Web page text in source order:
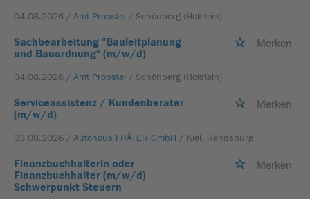
04.08.2026 / Amt Probstei / Schönberg (Holstein)
Sachbearbeitung "Bauleitplanung
und Bauordnung" (m/w/d)
Merken
04.08.2026 / Amt Probstei / Schönberg (Holstein)
Serviceassistenz / Kundenberater
(m/w/d)
Merken
03.08.2026 / Autohaus FRÄTER GmbH / Kiel, Rendsburg
Finanzbuchhalterin oder
Finanzbuchhalter (m/w/d)
Schwerpunkt Steuern
Merken